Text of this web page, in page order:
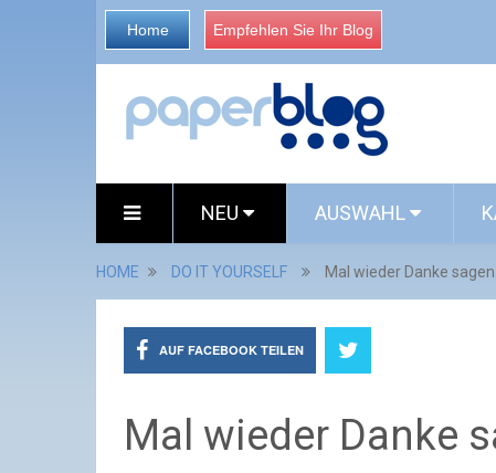
Home Empfehlen Sie Ihr Blog
NEU AUSWAHL
HOME DO IT YOURSELF Mal wieder Danke sagen…
AUF FACEBOOK TEILEN
Mal wieder Danke